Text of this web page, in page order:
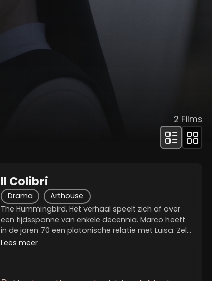
2 Films
Il Colibri
Drama
Arthouse
The Hummingbird. Het verhaal speelt zich af over
een tijdsspanne van enkele decennia. Marco heeft
in de jaren 70 een platonische relatie met Luisa. Zelf
trouwt hij met Marina met wie hij een dochter
Lees meer